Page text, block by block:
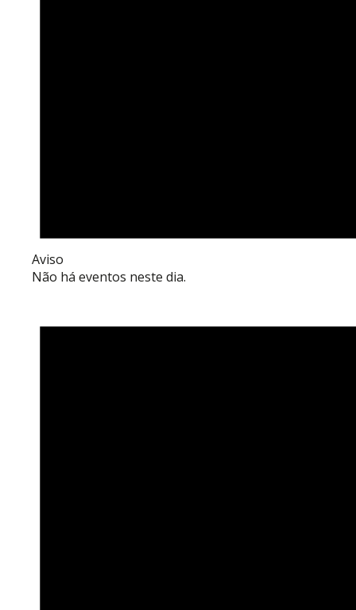
Aviso
Não há eventos neste dia.